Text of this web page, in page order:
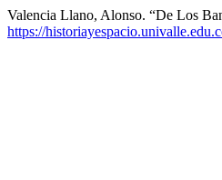
Valencia Llano, Alonso. “De Los
https://